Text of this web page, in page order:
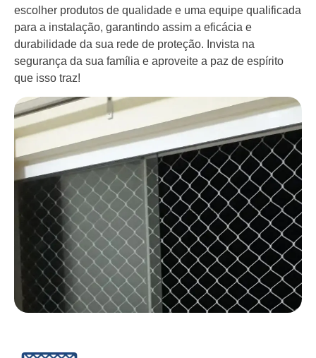
escolher produtos de qualidade e uma equipe qualificada
para a instalação, garantindo assim a eficácia e
durabilidade da sua rede de proteção. Invista na
segurança da sua família e aproveite a paz de espírito
que isso traz!